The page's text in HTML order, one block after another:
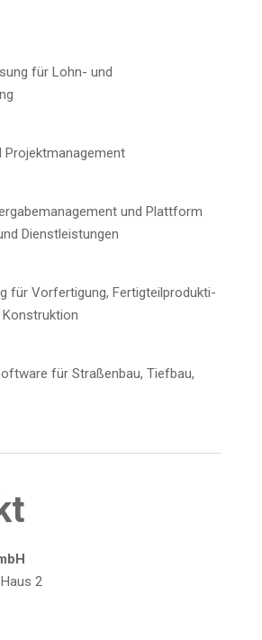
für Lohn- und
Projektmanagement
und Platt­form
Dienstleistungen
für Vor­fer­ti­gung, Fer­tig­teil­pro­duk­ti­
für Stra­ßen­bau, Tief­bau,
2